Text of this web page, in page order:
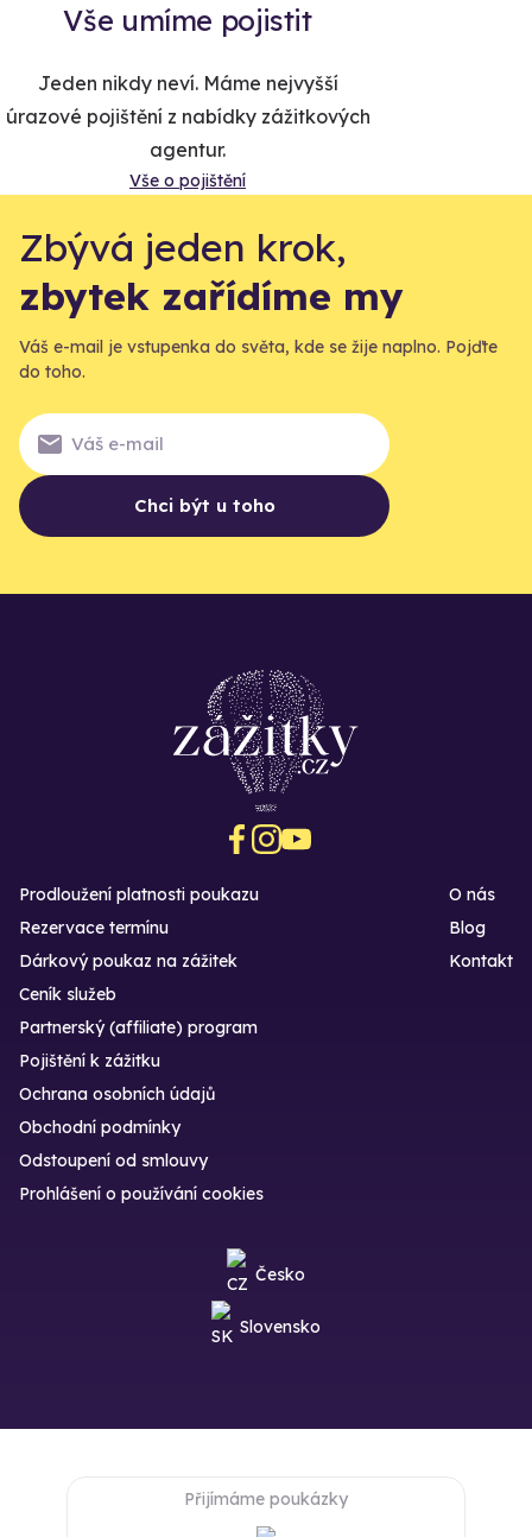
Vše umíme pojistit
Jeden nikdy neví. Máme nejvyšší
úrazové pojištění z nabídky zážitkových
agentur.
Vše o pojištění
Zbývá jeden krok,
zbytek zařídíme my
Váš e-mail je vstupenka do světa, kde se žije naplno. Pojďte
do toho.
Chci být u toho
Prodloužení platnosti poukazu
Rezervace termínu
Dárkový poukaz na zážitek
O nás
Blog
Kontakt
Ceník služeb
Partnerský (affiliate) program
Pojištění k zážitku
Ochrana osobních údajů
Obchodní podmínky
Odstoupení od smlouvy
Prohlášení o používání cookies
Česko
Slovensko
Přijímáme poukázky